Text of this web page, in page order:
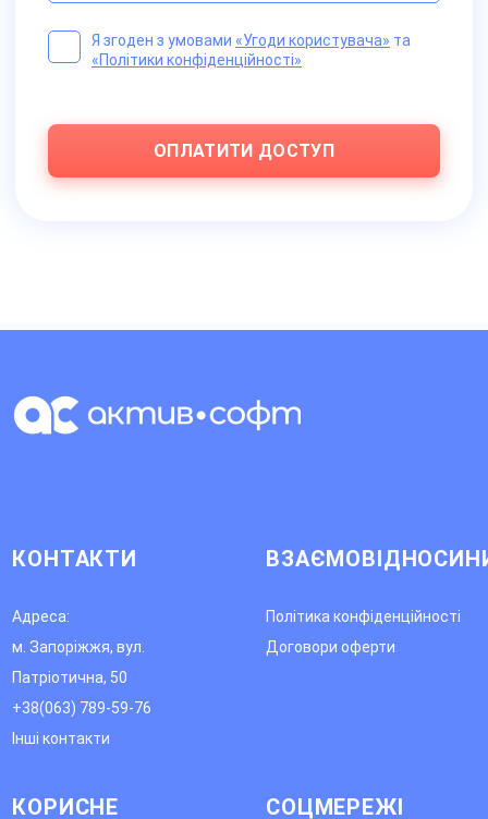
Я згоден з умовами «Угоди користувача» та
«Політики конфіденційності»
КОНТАКТИ
Адреса:
м. Запоріжжя, вул.
Патріотична, 50
+38(063) 789-59-76
Інші контакти
Політика конфіденційності
Договори оферти
КОРИСНЕ СОЦМЕРЕЖІ